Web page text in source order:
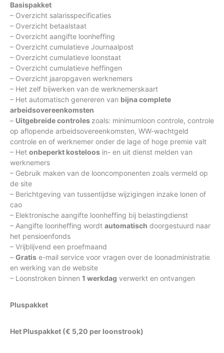
Basispakket
– Overzicht salarisspecificaties
– Overzicht betaalstaat
– Overzicht aangifte loonheffing
– Overzicht cumulatieve Journaalpost
– Overzicht cumulatieve loonstaat
– Overzicht cumulatieve heffingen
– Overzicht jaaropgaven werknemers
– Het zelf bijwerken van de werknemerskaart
– Het automatisch genereren van bijna complete
arbeidsovereenkomsten
– Uitgebreidecontroles zoals: minimumloon controle, controle
op aflopende arbeidsovereenkomsten, WW-wachtgeld
controle en of werknemer onder de lage of hoge premie valt
– Het onbeperkt kosteloos in- en uit dienst melden van
werknemers
– Gebruik maken van de looncomponenten zoals vermeld op
de site
– Berichtgeving van tussentijdse wijzigingen inzake lonen of
cao
– Elektronische aangifte loonheffing bij belastingdienst
– Aangifte loonheffing wordt automatisch doorgestuurd naar
het pensioenfonds
– Vrijblijvend een proefmaand
– Gratis e-mail service voor vragen over de loonadministratie
en werking van de website
– Loonstroken binnen 1 werkdag verwerkt en ontvangen
Pluspakket
Het Pluspakket (€ 5,20 per loonstrook)